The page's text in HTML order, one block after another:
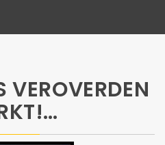
VEROVERDEN